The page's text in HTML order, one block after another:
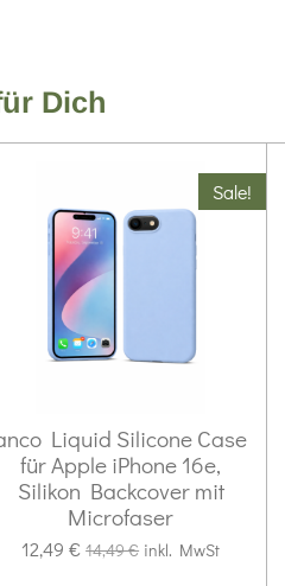
Dich
Sale!
Liquid Silicone Case
für Apple iPhone 16e,
Silikon Backcover mit
Microfaser
12,49 € 14,49 € inkl. MwSt